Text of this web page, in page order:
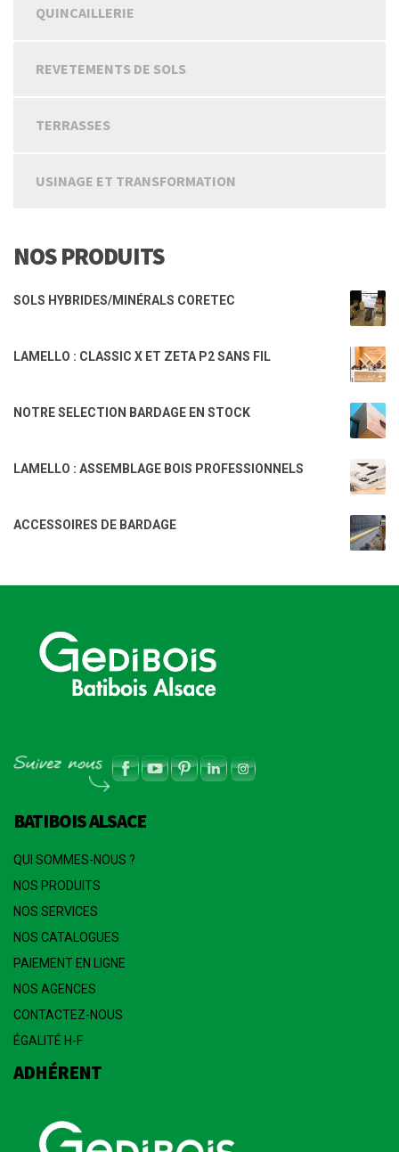
QUINCAILLERIE
REVETEMENTS DE SOLS
TERRASSES
USINAGE ET TRANSFORMATION
NOS PRODUITS
SOLS HYBRIDES/MINÉRALS CORETEC
LAMELLO : CLASSIC X ET ZETA P2 SANS FIL
NOTRE SELECTION BARDAGE EN STOCK
LAMELLO : ASSEMBLAGE BOIS PROFESSIONNELS
ACCESSOIRES DE BARDAGE
BATIBOIS ALSACE
QUI SOMMES-NOUS ?
NOS PRODUITS
NOS SERVICES
NOS CATALOGUES
PAIEMENT EN LIGNE
NOS AGENCES
CONTACTEZ-NOUS
ÉGALITÉ H-F
ADHÉRENT